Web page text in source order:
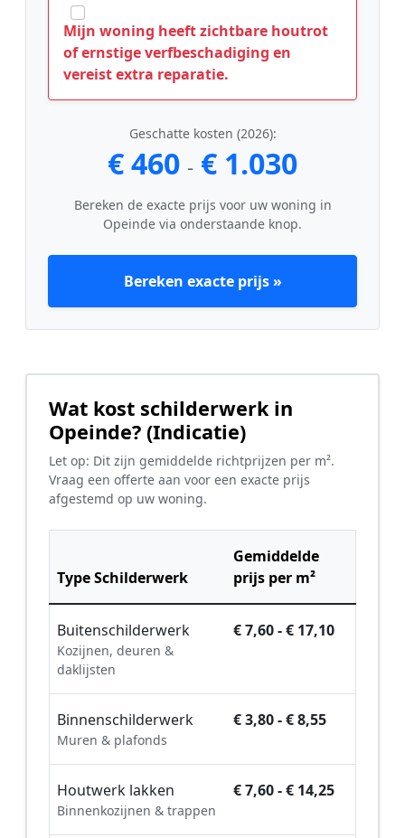
Mijn woning heeft zichtbare houtrot
of ernstige verfbeschadiging en
vereist extra reparatie.
Geschatte kosten (2026):
€ 460 - € 1.030
Bereken de exacte prijs voor uw woning in
Opeinde via onderstaande knop.
Bereken exacte prijs »
Wat kost schilderwerk in
Opeinde? (Indicatie)
Let op: Dit zijn gemiddelde richtprijzen per m².
Vraag een offerte aan voor een exacte prijs
afgestemd op uw woning.
Type Schilderwerk
Gemiddelde
prijs per m²
Buitenschilderwerk
Kozijnen, deuren &
daklijsten
€ 7,60 - € 17,10
Binnenschilderwerk
Muren & plafonds
€ 3,80 - € 8,55
Houtwerk lakken
Binnenkozijnen & trappen
€ 7,60 - € 14,25